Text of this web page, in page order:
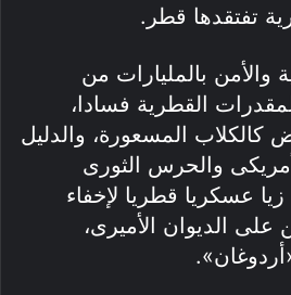
تفتقدها قطر.
بالمليارات من
القطرية فسادا،
كالكلاب المسعورة، والدليل
والحرس الثورى
زيا عسكريا قطريا لإخفاء
على الديوان الأميرى،